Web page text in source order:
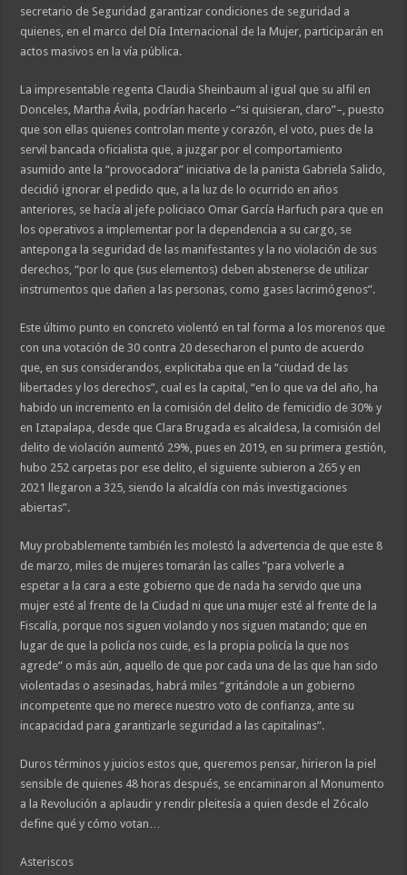
secretario de Seguridad garantizar condiciones de seguridad a
quienes, en el marco del Día Internacional de la Mujer, participarán en
actos masivos en la vía pública.
La impresentable regenta Claudia Sheinbaum al igual que su alfil en
Donceles, Martha Ávila, podrían hacerlo –“si quisieran, claro”–, puesto
que son ellas quienes controlan mente y corazón, el voto, pues de la
servil bancada oficialista que, a juzgar por el comportamiento
asumido ante la “provocadora” iniciativa de la panista Gabriela Salido,
decidió ignorar el pedido que, a la luz de lo ocurrido en años
anteriores, se hacía al jefe policiaco Omar García Harfuch para que en
los operativos a implementar por la dependencia a su cargo, se
anteponga la seguridad de las manifestantes y la no violación de sus
derechos, “por lo que (sus elementos) deben abstenerse de utilizar
instrumentos que dañen a las personas, como gases lacrimógenos”.
Este último punto en concreto violentó en tal forma a los morenos que
con una votación de 30 contra 20 desecharon el punto de acuerdo
que, en sus considerandos, explicitaba que en la “ciudad de las
libertades y los derechos”, cual es la capital, “en lo que va del año, ha
habido un incremento en la comisión del delito de femicidio de 30% y
en Iztapalapa, desde que Clara Brugada es alcaldesa, la comisión del
delito de violación aumentó 29%, pues en 2019, en su primera gestión,
hubo 252 carpetas por ese delito, el siguiente subieron a 265 y en
2021 llegaron a 325, siendo la alcaldía con más investigaciones
abiertas”.
Muy probablemente también les molestó la advertencia de que este 8
de marzo, miles de mujeres tomarán las calles ”para volverle a
espetar a la cara a este gobierno que de nada ha servido que una
mujer esté al frente de la Ciudad ni que una mujer esté al frente de la
Fiscalía, porque nos siguen violando y nos siguen matando; que en
lugar de que la policía nos cuide, es la propia policía la que nos
agrede” o más aún, aquello de que por cada una de las que han sido
violentadas o asesinadas, habrá miles “gritándole a un gobierno
incompetente que no merece nuestro voto de confianza, ante su
incapacidad para garantizarle seguridad a las capitalinas”.
Duros términos y juicios estos que, queremos pensar, hirieron la piel
sensible de quienes 48 horas después, se encaminaron al Monumento
a la Revolución a aplaudir y rendir pleitesía a quien desde el Zócalo
define qué y cómo votan…
Asteriscos